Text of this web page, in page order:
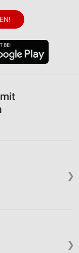
❯
❯
oder
von